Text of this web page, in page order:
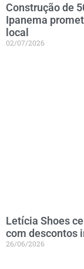
Construção de
Ipanema
local
02/07/2026
Letícia Shoes
com descontos
26/06/2026